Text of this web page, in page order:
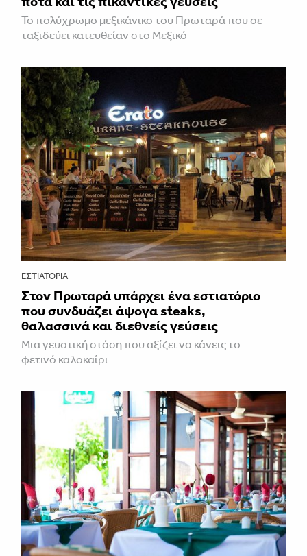
Το πολύχρωμο μεξικάνικο του Πρωταρά που σε
ταξιδεύει κατευθείαν στο Μεξικό
ΕΣΤΙΑΤΌΡΙΑ
Στον Πρωταρά υπάρχει ένα εστιατόριο
που συνδυάζει άψογα steaks,
θαλασσινά και διεθνείς γεύσεις
Μια γευστική στάση που αξίζει να κάνεις το
φετινό καλοκαίρι